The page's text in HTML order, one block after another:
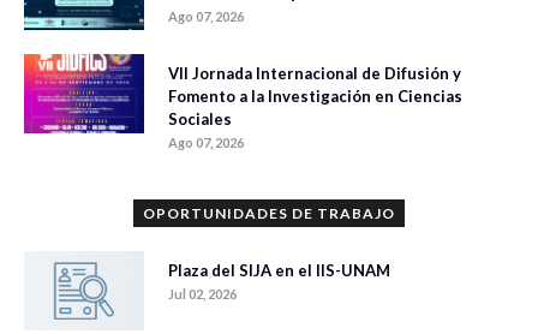
Ago 07, 2026
VII Jornada Internacional de Difusión y
Fomento a la Investigación en Ciencias
Sociales
Ago 07, 2026
OPORTUNIDADES DE TRABAJO
Plaza del SIJA en el IIS-UNAM
Jul 02, 2026